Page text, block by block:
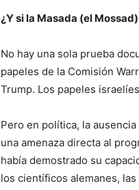
¿Y si la Masada (el
No hay una sola prueba
papeles de la Comisión
Trump. Los papeles
Pero en política, la
una amenaza directa al
había demostrado su
los científicos alemanes,